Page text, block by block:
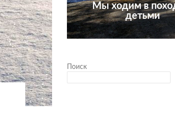
Мы ходим в
детьми
Поиск